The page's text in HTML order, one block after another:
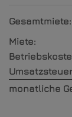
Gesamtmiete:
Miete:
monatliche